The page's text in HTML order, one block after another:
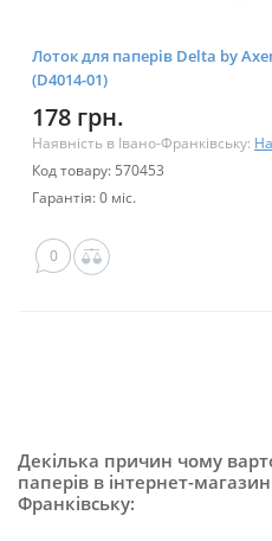
Лоток для паперів Delta by
(D4014-01)
178 грн.
Наявність в Івано-Франківську:
Код товару: 570453
Гарантія: 0 міс.
0
Декілька причин чому
паперів в інтернет-
Франківську: